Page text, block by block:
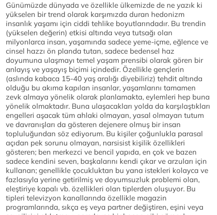
Günümüzde dünyada ve özellikle ülkemizde de ne yazık ki
yükselen bir trend olarak karşımızda duran hedonizm
insanlık yaşamı için ciddi tehlike boyutlarındadır. Bu trendin
(yükselen değerin) etkisi altında veya tutsağı olan
milyonlarca insan, yaşamında sadece yeme-içme, eğlence ve
cinsel hazzı ön planda tutan, sadece bedensel haz
doyumuna ulaşmayı temel yaşam prensibi olarak gören bir
anlayış ve yaşayış biçimi içindedir. Özellikle gençlerin
(aslında kabaca 15-40 yaş aralığı diyebiliriz) tehdit altında
olduğu bu akıma kapılan insanlar, yaşamlarını tamamen
zevk almaya yönelik olarak planlamakta, eylemleri hep buna
yönelik olmaktadır. Buna ulaşacakları yolda da karşılaştıkları
engelleri aşacak tüm ahlaki olmayan, yasal olmayan tutum
ve davranışları da gösteren dejenere olmuş bir insan
topluluğundan söz ediyorum. Bu kişiler çoğunlukla parasal
açıdan pek sorunu olmayan, narsisist kişilik özellikleri
gösteren; ben merkezci ve bencil yapıda, en çok ve bazen
sadece kendini seven, başkalarını kendi çıkar ve arzuları için
kullanan; genellikle çocukluktan bu yana istekleri kolayca ve
fazlasıyla yerine getirilmiş ve doyumsuzluk problemi olan,
eleştiriye kapalı vb. özellikleri olan tiplerden oluşuyor. Bu
tipleri televizyon kanallarında özellikle magazin
programlarında, sıkça eş veya partner değiştiren, eşini veya